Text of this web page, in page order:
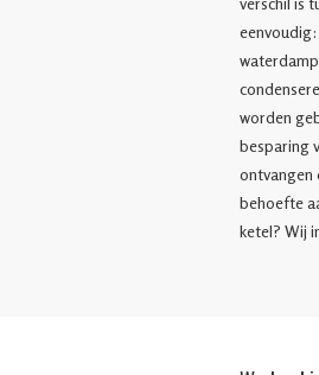
worden
besparing
ontvangen
behoefte
ketel? Wij